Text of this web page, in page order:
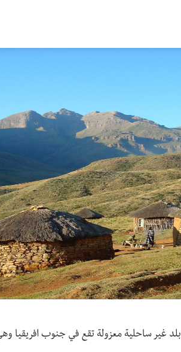
غير ساحلية معزولة تقع في جنوب افريقيا